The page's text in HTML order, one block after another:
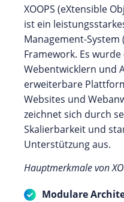
XOOPS (eXtensible
ist ein
Management-System
Framework. Es
Webentwicklern und
erweiterbare
Websites und
zeichnet sich durch
Skalierbarkeit und
Unterstützung aus.
Hauptmerkmale von
Modulare